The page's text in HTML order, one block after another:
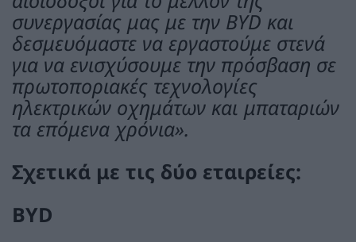
συνεργασίας μας με την BYD και
δεσμευόμαστε να εργαστούμε στενά
για να ενισχύσουμε την πρόσβαση σε
πρωτοποριακές τεχνολογίες
ηλεκτρικών οχημάτων και μπαταριών
τα επόμενα χρόνια».
Σχετικά με τις δύο εταιρείες:
BYD